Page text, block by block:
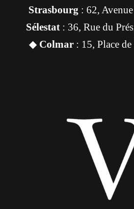
Strasbourg : 62,
Sélestat : 36, Rue du
◆ Colmar: 15, Place de